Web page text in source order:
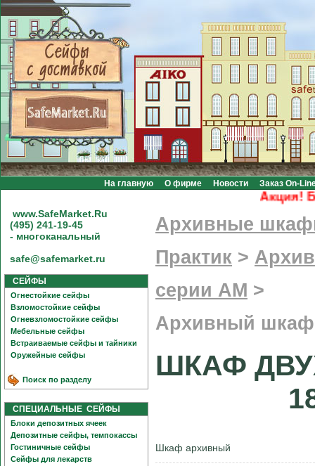
На главную О фирме Новости Заказ On-
Акция!
www.SafeMarket.Ru
(495) 241-19-45
- многоканальный
safe@safemarket.ru
СЕЙФЫ
Огнестойкие сейфы
Взломостойкие сейфы
Огневзломостойкие сейфы
Мебельные сейфы
Встраиваемые сейфы и тайники
Оружейные сейфы
Поиск по разделу
СПЕЦИАЛЬНЫЕ СЕЙФЫ
Блоки депозитных ячеек
Депозитные сейфы, темпокассы
Гостиничные сейфы
Сейфы для лекарств
Архивные
Практик >
серии АМ >
Архивный шкаф
ШКАФ
Шкаф архивный